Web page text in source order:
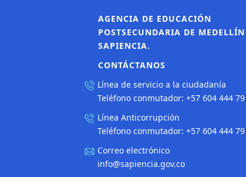
AGENCIA DE EDUCACIÓN
POSTSECUNDARIA DE
SAPIENCIA.
CONTÁCTANOS
Línea de servicio a la ciudadanía
Teléfono conmutador: +57 604 444
Línea Anticorrupción
Teléfono conmutador: +57 604 444
Correo electrónico
info@sapiencia.gov.co